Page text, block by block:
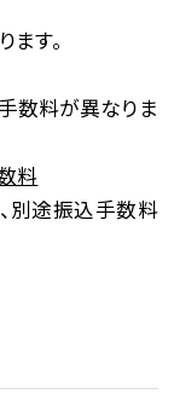
す。
数料が異なりま
料
別途振込手数料